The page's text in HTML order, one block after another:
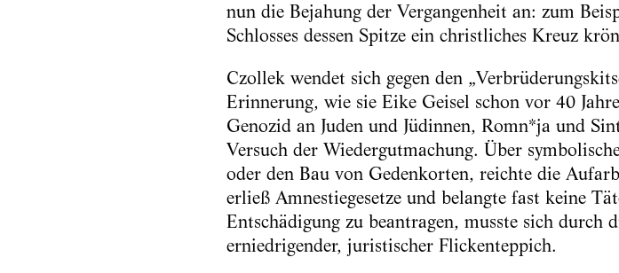
nun die Bejahung der Vergangenheit an: zum
Schlosses dessen Spitze ein christliches Kreuz
Czollek wendet sich gegen den
Erinnerung, wie sie Eike Geisel schon vor 40
Genozid an Juden und Jüdinnen, Romn*ja und
Versuch der Wiedergutmachung. Über
oder den Bau von Gedenkorten, reichte die
erließ Amnestiegesetze und belangte fast keine
Entschädigung zu beantragen, musste sich durch
erniedrigender, juristischer Flickenteppich.